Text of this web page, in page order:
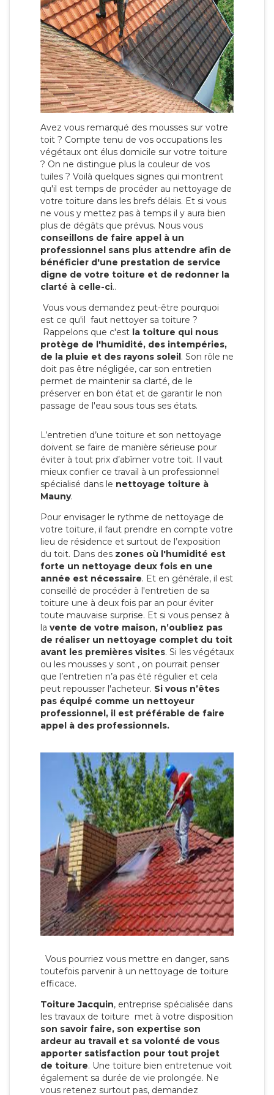
Avez vous remarqué des mousses sur votre
toit ? Compte tenu de vos occupations les
végétaux ont élus domicile sur votre toiture
? On ne distingue plus la couleur de vos
tuiles ? Voilà quelques signes qui montrent
qu'il est temps de procéder au nettoyage de
votre toiture dans les brefs délais. Et si vous
ne vous y mettez pas à temps il y aura bien
plus de dégâts que prévus. Nous vous
conseillons de faire appel à un
professionnel sans plus attendre afin de
bénéficier d'une prestation de service
digne de votre toiture et de redonner la
clarté à celle-ci..
Vous vous demandez peut-être pourquoi
est ce qu'il faut nettoyer sa toiture ?
Rappelons que c'est la toiture qui nous
protège de l'humidité, des intempéries,
de la pluie et des rayons soleil. Son rôle ne
doit pas être négligée, car son entretien
permet de maintenir sa clarté, de le
préserver en bon état et de garantir le non
passage de l'eau sous tous ses états.
L’entretien d’une toiture et son nettoyage
doivent se faire de manière sérieuse pour
éviter à tout prix d’abîmer votre toit. Il vaut
mieux confier ce travail à un professionnel
spécialisé dans le nettoyage toiture à
Mauny.
Pour envisager le rythme de nettoyage de
votre toiture, il faut prendre en compte votre
lieu de résidence et surtout de l’exposition
du toit. Dans des zones où l'humidité est
forte un nettoyage deux fois en une
année est nécessaire. Et en générale, il est
conseillé de procéder à l'entretien de sa
toiture une à deux fois par an pour éviter
toute mauvaise surprise. Et si vous pensez à
la vente de votre maison, n’oubliez pas
de réaliser un nettoyage complet du toit
avant les premières visites. Si les végétaux
ou les mousses y sont , on pourrait penser
que l’entretien n’a pas été régulier et cela
peut repousser l'acheteur. Si vous n’êtes
pas équipé comme un nettoyeur
professionnel, il est préférable de faire
appel à des professionnels.
Vous pourriez vous mettre en danger, sans
toutefois parvenir à un nettoyage de toiture
efficace.
Toiture Jacquin, entreprise spécialisée dans
les travaux de toiture met à votre disposition
son savoir faire, son expertise son
ardeur au travail et sa volonté de vous
apporter satisfaction pour tout projet
de toiture. Une toiture bien entretenue voit
également sa durée de vie prolongée. Ne
vous retenez surtout pas, demandez